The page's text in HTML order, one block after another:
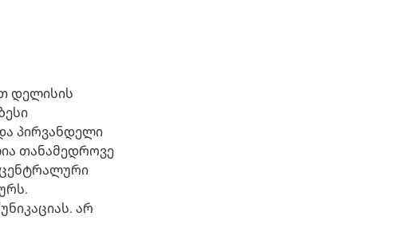
დელისის
პირვანდელი
თანამედროვე
ცენტრალური
არ